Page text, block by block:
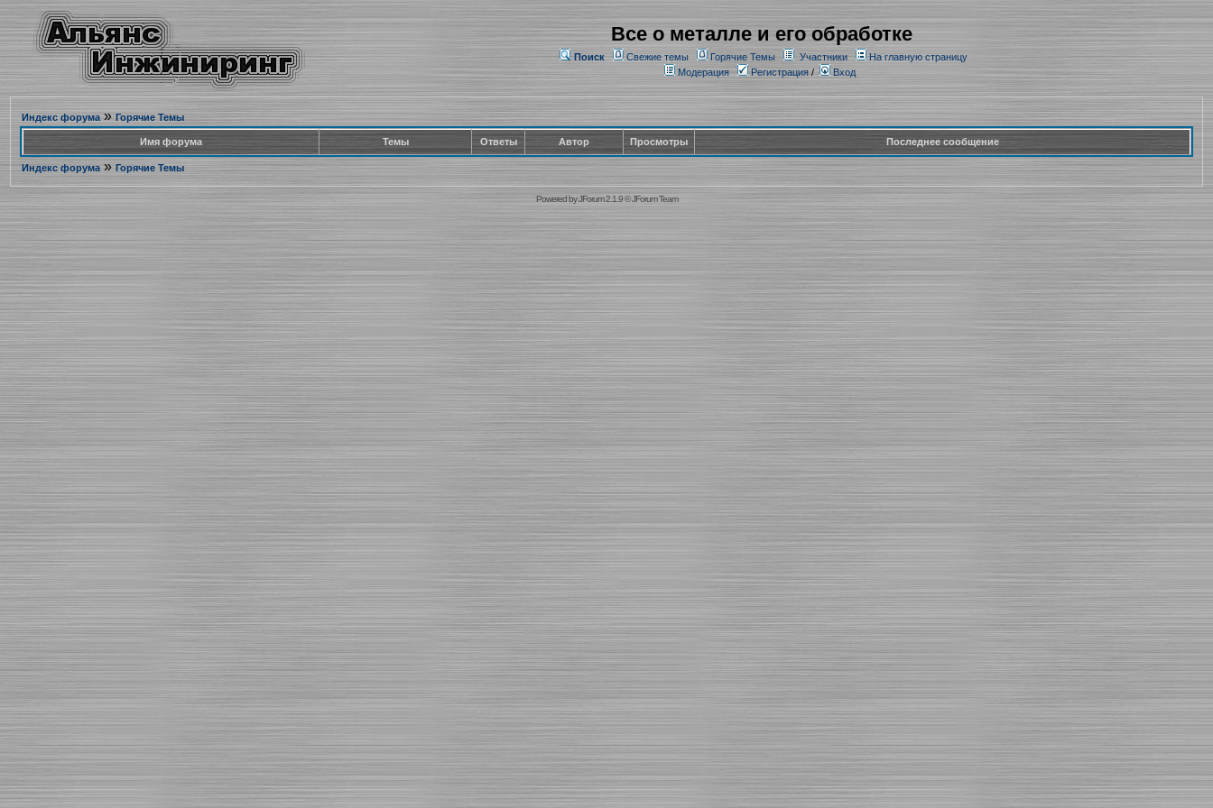
Все о металле и его обработке
Поиск Свежие темы Горячие Темы Участники
На главную страницу
Модерация
Регистрация/ Вход
Индекс форума» Горячие Темы
Имя форума Темы Ответы Автор Просмотры Последнее сообщение
Индекс форума» Горячие Темы
Powered byJForum 2.1.9©JForum Team